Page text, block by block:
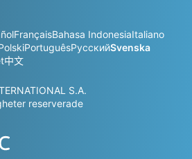
FrançaisBahasa IndonesiaItaliano
PortuguêsРусскийSvenska
中文
S.A.
reserverade